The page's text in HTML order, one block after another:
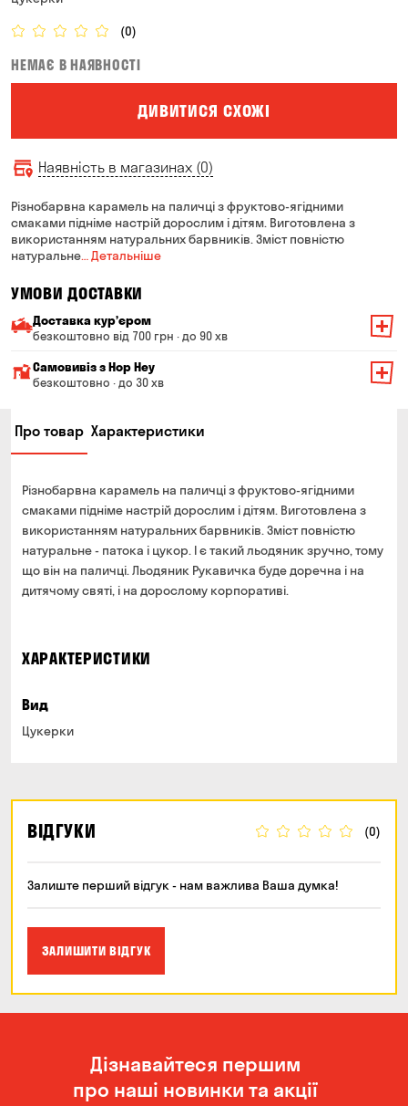
(0)
НЕМАЄ В НАЯВНОСТІ
ДИВИТИСЯ СХОЖІ
Наявність в магазинах (0)
Різнобарвна карамель на паличці з фруктово-ягідними
смаками підніме настрій дорослим і дітям. Виготовлена з
використанням натуральних барвників. Зміст повністю
натуральне… Детальніше
УМОВИ ДОСТАВКИ
Доставка курʼєром
безкоштовно від 700 грн · до 90 хв
Мінімальна сума всього замовлення — 200 грн
Вартість доставки залежить від суми всього замовлення:
Від 300 до 399 грн
Від 700 грн безкоштовно
Термін доставки — до 90 хвилин
*на час доставки можуть впливати повітряні тривоги
Оплата:
готівкою кур'єру
Самовивіз з Hop Hey
безкоштовно · до 30 хв
Час складання замовлення — до 30 хв
Можете без черги забрати з магазину в зручний для
Оплата:
готівкою в магазині
банківською картою на сайті та в магазині
Про товар Характеристики
Різнобарвна карамель на паличці з фруктово-ягідними
смаками підніме настрій дорослим і дітям. Виготовлена з
використанням натуральних барвників. Зміст повністю
натуральне - патока і цукор. І є такий льодяник зручно, тому
що він на паличці. Льодяник Рукавичка буде доречна і на
дитячому святі, і на дорослому корпоративі.
ХАРАКТЕРИСТИКИ
Вид
Цукерки
ВІДГУКИ (0)
Залиште перший відгук - нам важлива Ваша думка!
ЗАЛИШИТИ ВІДГУК
Дізнавайтеся першим
про наші новинки та акції